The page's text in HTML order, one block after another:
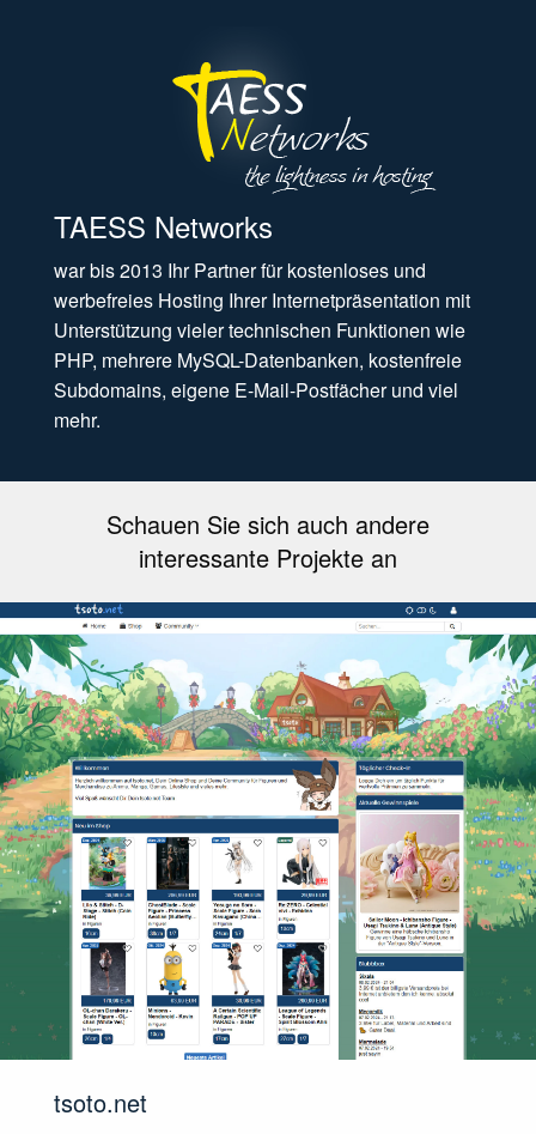
TAESS Networks
war bis 2013 Ihr Partner für kostenloses und
werbefreies Hosting Ihrer Internetpräsentation mit
Unterstützung vieler technischen Funktionen wie
PHP, mehrere MySQL-Datenbanken, kostenfreie
Subdomains, eigene E-Mail-Postfächer und viel
mehr.
Schauen Sie sich auch andere
interessante Projekte an
tsoto.net